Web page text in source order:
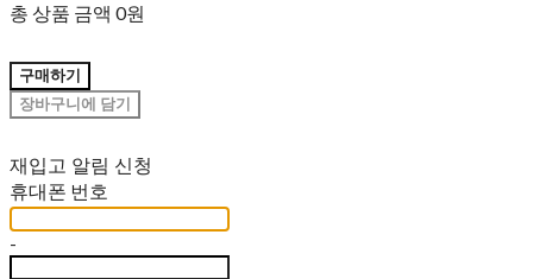
총 상품 금액 0원
구매하기
장바구니에 담기
재입고 알림 신청
휴대폰 번호
-